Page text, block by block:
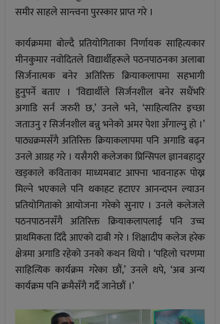
समीर साहले सान्त्वना पुरस्कार प्राप्त गरे ।
कार्यक्रममा बोल्दै प्रतियोगिताका निर्णायक साहित्यकार
मीनकुमार नवोदितले विद्यार्थीहरूले पठनपाठनका अलाबा
सिर्जनात्मक बनेर अतिरिक्त क्रियाकलापमा सहभागी
हुनुपर्ने बताए । ‘विद्यार्थीले सिर्जनशील बनेर सधैंभरि
अगाडि सर्न जरुरी छ,’ उनले भने, ‘साहित्यतिर इच्छा
जताउनु र सिर्जनशील बन्नु भनेको अमर पेशा अँगाल्नु हो ।’
पाठ्यक्रमसँगै अतिरिक्त क्रियाकलापमा पनि अगाडि बढ्न
उनले आग्रह गरे । यसैगरी कलेजका प्रिन्सिपल ज्ञानबहादुर
खड्काले कविताका माध्यमबाट आफ्ना भावनाहरू पोख्न
मिल्ने भएकाले पनि थकाहट हटाएर आनन्दपन ल्याउन
प्रतियोगिताको आयोजना गरेको सुनाए । उनले कलेजले
पठनपाठनसँगै अतिरिक्त क्रियाकलापलाई पनि उच्च
प्राथमिकता दिँदै आएको दाबी गरे । शिक्षादीप कलेज हरेक
क्षेत्रमा अगाडि रहेको उनको कथन थियो । ‘पहिलो चरणमा
साहित्यिक कार्यक्रम गरेका छौं,’ उनले थपे, ‘अब अन्य
कार्यक्रम पनि क्रमैसँगै गर्दै जानेछौं ।’